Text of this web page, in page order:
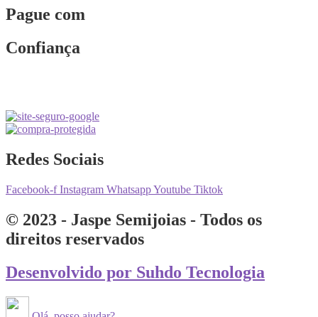
Pague com
Confiança
Redes Sociais
Facebook-f Instagram WhatsappYoutube Tiktok
© 2023 - Jaspe Semijoias - Todos os
direitos reservados
Desenvolvido por Suhdo Tecnologia